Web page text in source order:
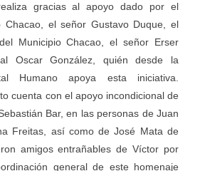
gracias al apoyo dado por el
Chacao, el señor Gustavo Duque, el
Municipio Chacao, el señor Erser
Oscar González, quién desde la
Humano apoya esta iniciativa.
cuenta con el apoyo incondicional de
Bar, en las personas de Juan
Freitas, así como de José Mata de
amigos entrañables de Víctor por
general de este homenaje